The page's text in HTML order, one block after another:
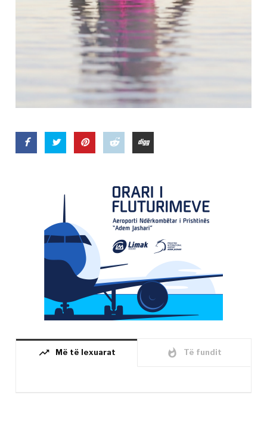
trending_up Më të lexuarat whatshot Të fundit